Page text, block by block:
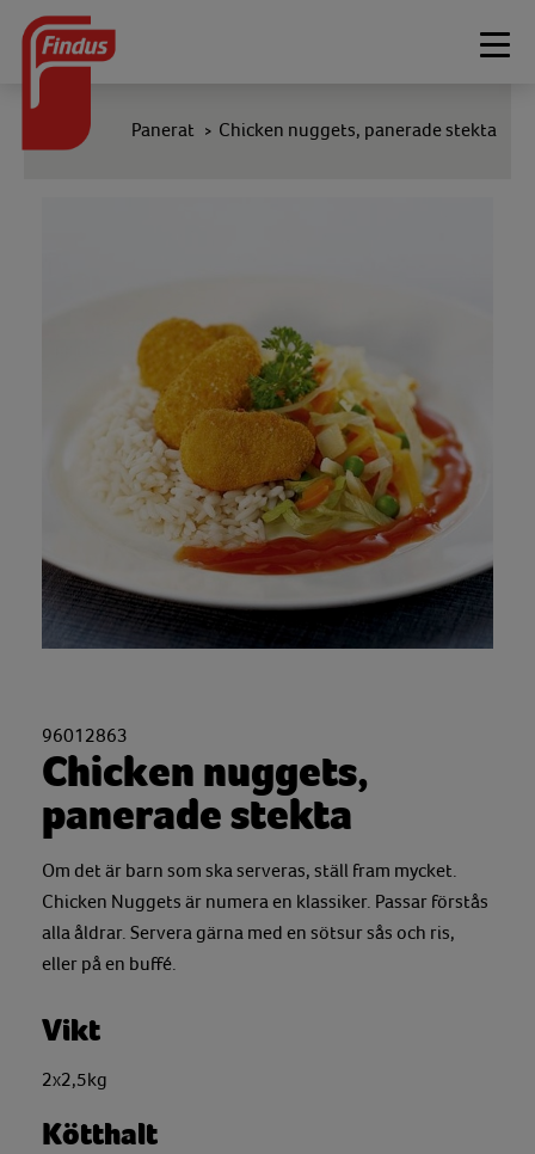
Panerat > Chicken nuggets, panerade stekta
96012863
Chicken nuggets,
panerade stekta
Om det är barn som ska serveras, ställ fram mycket.
Chicken Nuggets är numera en klassiker. Passar förstås
alla åldrar. Servera gärna med en sötsur sås och ris,
eller på en buffé.
Vikt
2x2,5kg
Kötthalt